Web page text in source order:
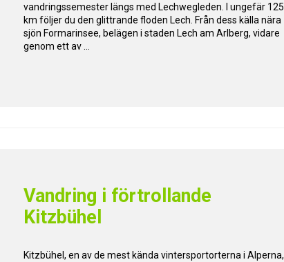
vandringssemester längs med Lechwegleden. I ungefär 125
km följer du den glittrande floden Lech. Från dess källa nära
sjön Formarinsee, belägen i staden Lech am Arlberg, vidare
genom ett av ...
Vandring i förtrollande
Kitzbühel
Kitzbühel, en av de mest kända vintersportorterna i Alperna,